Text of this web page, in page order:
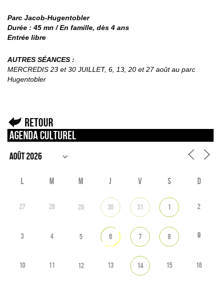
Parc Jacob-Hugentobler
Durée : 45 mn / En famille, dès 4 ans
Entrée libre
AUTRES SÉANCES :
MERCREDIS 23 et 30 JUILLET, 6, 13, 20 et 27 août au parc
Hugentobler
Retour
Agenda culturel
L M M J V S D
27 28 29 30 31 1 2
3 4 5 6 7 8 9
10 11 12 13 14 15 16